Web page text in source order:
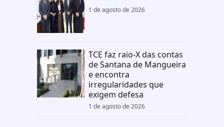
1 de agosto de 2026
TCE faz raio-X das contas
de Santana de Mangueira
e encontra
irregularidades que
exigem defesa
1 de agosto de 2026